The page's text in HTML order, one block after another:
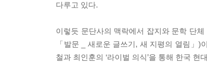
다루고 있다.
이렇듯 문단사의 맥락에서 잡지와 문학 단
「발문 _ 새로운 글쓰기, 새 지평의 열림」
철과 최인훈의 ‘라이벌 의식’을 통해 한국